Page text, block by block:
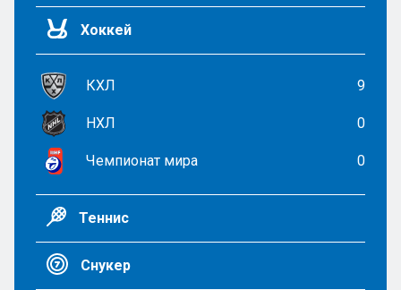
Хоккей
КХЛ 9
НХЛ 0
Чемпионат мира 0
Теннис
Снукер